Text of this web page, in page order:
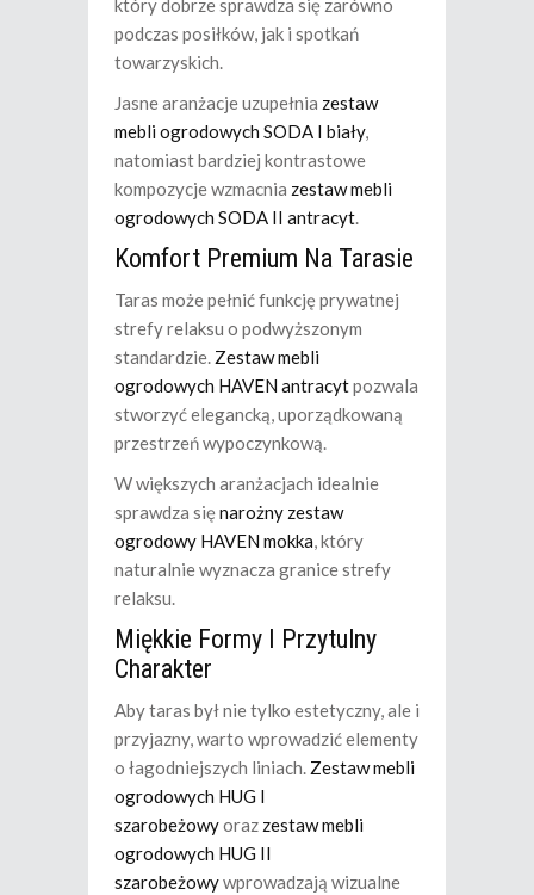
który dobrze sprawdza się zarówno
podczas posiłków, jak i spotkań
towarzyskich.
Jasne aranżacje uzupełnia zestaw
mebli ogrodowych SODA I biały,
natomiast bardziej kontrastowe
kompozycje wzmacnia zestaw mebli
ogrodowych SODA II antracyt.
Komfort Premium Na Tarasie
Taras może pełnić funkcję prywatnej
strefy relaksu o podwyższonym
standardzie. Zestaw mebli
ogrodowych HAVEN antracytpozwala
stworzyć elegancką, uporządkowaną
przestrzeń wypoczynkową.
W większych aranżacjach idealnie
sprawdza sięnarożny zestaw
ogrodowy HAVEN mokka, który
naturalnie wyznacza granice strefy
relaksu.
Miękkie Formy I Przytulny
Charakter
Aby taras był nie tylko estetyczny, ale i
przyjazny, warto wprowadzić elementy
o łagodniejszych liniach. Zestaw mebli
ogrodowych HUG I
szarobeżowyoraz zestaw mebli
ogrodowych HUG II
szarobeżowywprowadzają wizualne